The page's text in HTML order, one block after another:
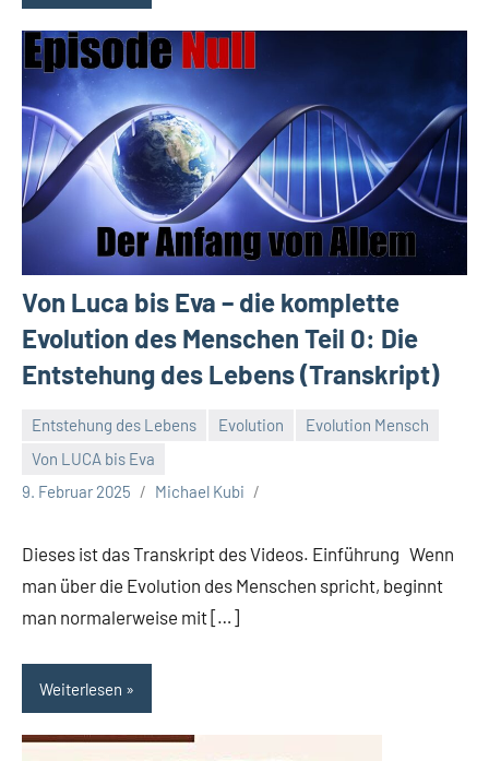
Von Luca bis Eva – die komplette
Evolution des Menschen Teil 0: Die
Entstehung des Lebens (Transkript)
Entstehung des Lebens Evolution
Evolution Mensch
Von LUCA bis Eva
9. Februar 2025
Michael Kubi
Dieses ist das Transkript des Videos. Einführung Wenn
man über die Evolution des Menschen spricht, beginnt
man normalerweise mit […]
Weiterlesen